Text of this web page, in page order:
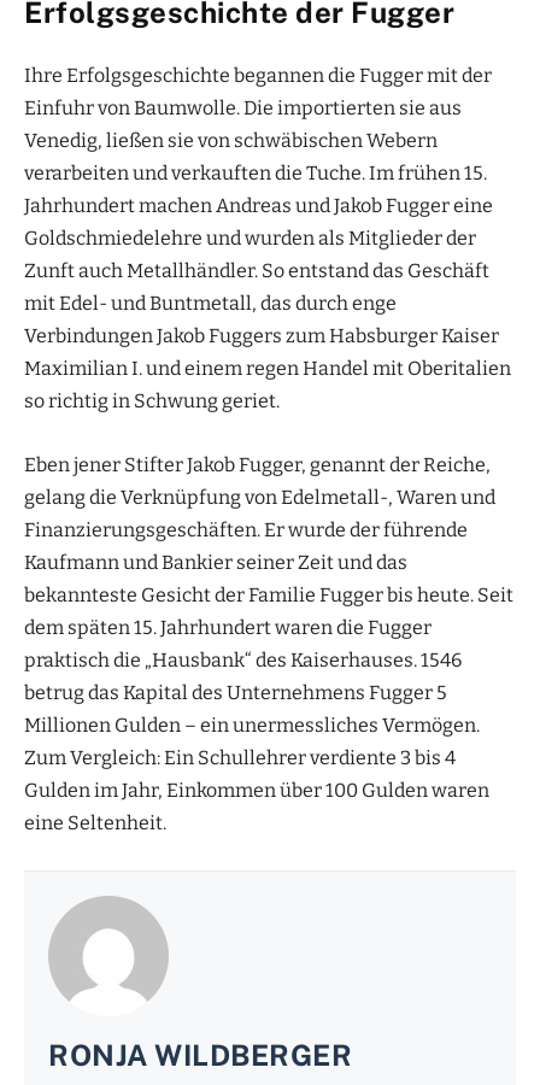
Erfolgsgeschichte der Fugger
Ihre Erfolgsgeschichte begannen die Fugger mit der
Einfuhr von Baumwolle. Die importierten sie aus
Venedig, ließen sie von schwäbischen Webern
verarbeiten und verkauften die Tuche. Im frühen 15.
Jahrhundert machen Andreas und Jakob Fugger eine
Goldschmiedelehre und wurden als Mitglieder der
Zunft auch Metallhändler. So entstand das Geschäft
mit Edel- und Buntmetall, das durch enge
Verbindungen Jakob Fuggers zum Habsburger Kaiser
Maximilian I. und einem regen Handel mit Oberitalien
so richtig in Schwung geriet.
Eben jener Stifter Jakob Fugger, genannt der Reiche,
gelang die Verknüpfung von Edelmetall-, Waren und
Finanzierungsgeschäften. Er wurde der führende
Kaufmann und Bankier seiner Zeit und das
bekannteste Gesicht der Familie Fugger bis heute. Seit
dem späten 15. Jahrhundert waren die Fugger
praktisch die „Hausbank“ des Kaiserhauses. 1546
betrug das Kapital des Unternehmens Fugger 5
Millionen Gulden – ein unermessliches Vermögen.
Zum Vergleich: Ein Schullehrer verdiente 3 bis 4
Gulden im Jahr, Einkommen über 100 Gulden waren
eine Seltenheit.
RONJA WILDBERGER